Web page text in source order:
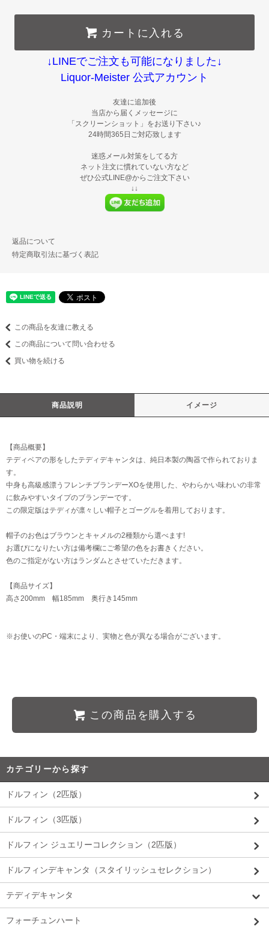
カートに入れる
↓LINEでご注文も可能になりました↓
Liquor-Meister 公式アカウント
友達に追加後
当店から届くメッセージに
「スクリーンショット」をお送り下さい♪
24時間365日ご対応致します
迷惑メール対策をしてる方
ネット注文に慣れていない方など
ぜひ公式LINE@からご注文下さい
↓↓
返品について
特定商取引法に基づく表記
この商品を友達に教える
この商品について問い合わせる
買い物を続ける
商品説明 イメージ
【商品概要】
テディベアの形をしたテディデキャンタは、純日本製の陶器で作られておりま
す。
中身も高級感漂うフレンチブランデーXOを使用した、やわらかい味わいの非常
に飲みやすいタイプのブランデーです。
この限定版はテディが凛々しい帽子とゴーグルを着用しております。
帽子のお色はブラウンとキャメルの2種類から選べます!
お選びになりたい方は備考欄にご希望の色をお書きください。
色のご指定がない方はランダムとさせていただきます。
【商品サイズ】
高さ200mm 幅185mm 奥行き145mm
※お使いのPC・端末により、実物と色が異なる場合がございます。
この商品を購入する
カテゴリーから探す
ドルフィン（2匹版）
ドルフィン（3匹版）
ドルフィン ジュエリーコレクション（2匹版）
ドルフィンデキャンタ（スタイリッシュセレクション）
テディデキャンタ
フォーチュンハート